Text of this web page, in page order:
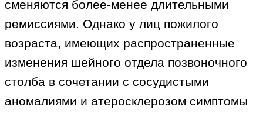
сменяются более-менее длительными
ремиссиями. Однако у лиц пожилого
возраста, имеющих распространенные
изменения шейного отдела позвоночного
столба в сочетании с сосудистыми
аномалиями и атеросклерозом симптомы